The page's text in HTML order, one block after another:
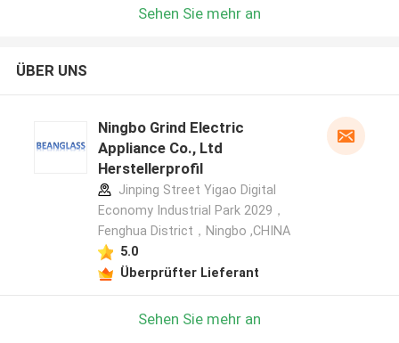
Sehen Sie mehr an
ÜBER UNS
Ningbo Grind Electric
Appliance Co., Ltd
Herstellerprofil
Jinping Street Yigao Digital
Economy Industrial Park 2029，
Fenghua District，Ningbo ,CHINA
5.0
Überprüfter Lieferant
Sehen Sie mehr an